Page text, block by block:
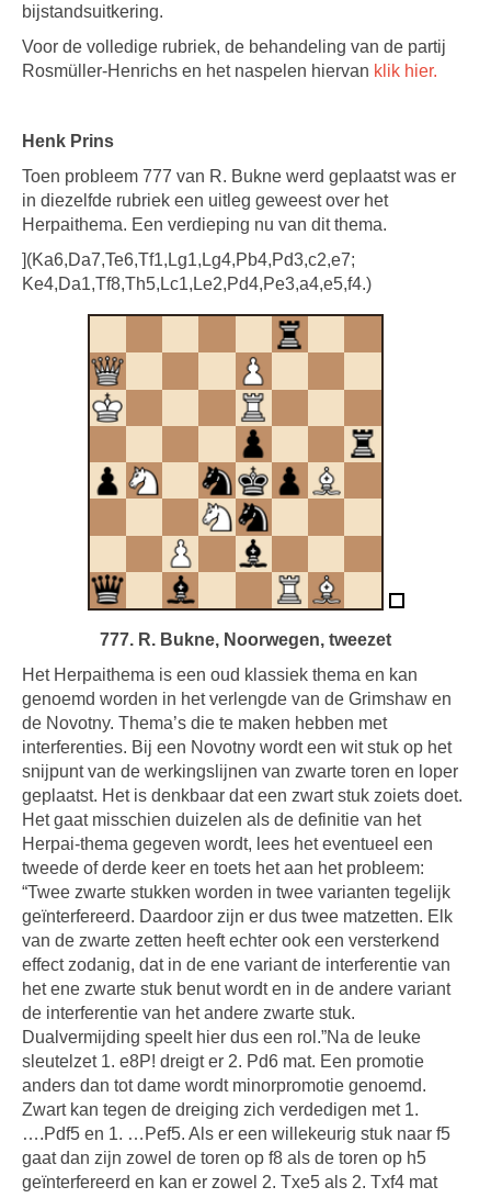
bijstandsuitkering.
Voor de volledige rubriek, de behandeling van de partij
Rosmüller-Henrichs en het naspelen hiervan klik hier.
Henk Prins
Toen probleem 777 van R. Bukne werd geplaatst was er
in diezelfde rubriek een uitleg geweest over het
Herpaithema. Een verdieping nu van dit thema.
](Ka6,Da7,Te6,Tf1,Lg1,Lg4,Pb4,Pd3,c2,e7;
Ke4,Da1,Tf8,Th5,Lc1,Le2,Pd4,Pe3,a4,e5,f4.)
777. R. Bukne, Noorwegen, tweezet
Het Herpaithema is een oud klassiek thema en kan
genoemd worden in het verlengde van de Grimshaw en
de Novotny. Thema’s die te maken hebben met
interferenties. Bij een Novotny wordt een wit stuk op het
snijpunt van de werkingslijnen van zwarte toren en loper
geplaatst. Het is denkbaar dat een zwart stuk zoiets doet.
Het gaat misschien duizelen als de definitie van het
Herpai-thema gegeven wordt, lees het eventueel een
tweede of derde keer en toets het aan het probleem:
“Twee zwarte stukken worden in twee varianten tegelijk
geïnterfereerd. Daardoor zijn er dus twee matzetten. Elk
van de zwarte zetten heeft echter ook een versterkend
effect zodanig, dat in de ene variant de interferentie van
het ene zwarte stuk benut wordt en in de andere variant
de interferentie van het andere zwarte stuk.
Dualvermijding speelt hier dus een rol.”Na de leuke
sleutelzet 1. e8P! dreigt er 2. Pd6 mat. Een promotie
anders dan tot dame wordt minorpromotie genoemd.
Zwart kan tegen de dreiging zich verdedigen met 1.
….Pdf5 en 1. …Pef5. Als er een willekeurig stuk naar f5
gaat dan zijn zowel de toren op f8 als de toren op h5
geïnterfereerd en kan er zowel 2. Txe5 als 2. Txf4 mat